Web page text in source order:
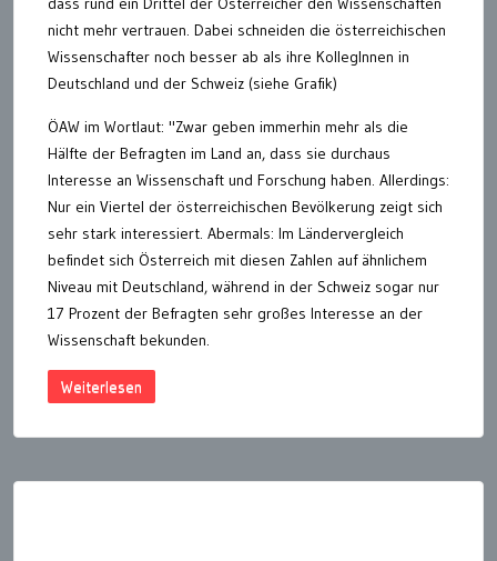
nicht mehr vertrauen. Dabei schneiden die österreichischen
Wissenschafter noch besser ab als ihre KollegInnen in
Deutschland und der Schweiz (siehe Grafik)
ÖAW im Wortlaut: "Zwar geben immerhin mehr als die
Hälfte der Befragten im Land an, dass sie durchaus
Interesse an Wissenschaft und Forschung haben. Allerdings:
Nur ein Viertel der österreichischen Bevölkerung zeigt sich
sehr stark interessiert. Abermals: Im Ländervergleich
befindet sich Österreich mit diesen Zahlen auf ähnlichem
Niveau mit Deutschland, während in der Schweiz sogar nur
17 Prozent der Befragten sehr großes Interesse an der
Wissenschaft bekunden.
Weiterlesen
der